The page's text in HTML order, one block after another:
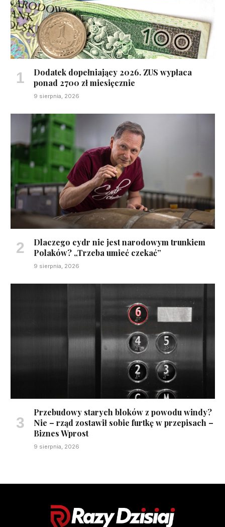
Dodatek dopełniający 2026. ZUS wypłaca
ponad 2700 zł miesięcznie
9 sierpnia, 2026
Dlaczego cydr nie jest narodowym trunkiem
Polaków? „Trzeba umieć czekać”
9 sierpnia, 2026
Przebudowy starych bloków z powodu windy?
Nie – rząd zostawił sobie furtkę w przepisach –
Biznes Wprost
9 sierpnia, 2026